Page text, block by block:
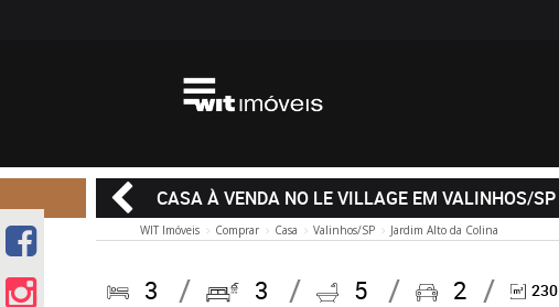
CASA À VENDA NO LE VILLAGE EM VALINHOS/SP
WIT Imóveis Comprar Casa Valinhos/SP Jardim Alto da Colina
3 3 5 2 230